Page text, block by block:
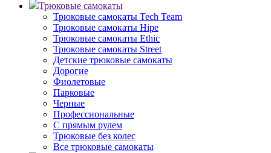
Трюковые самокаты
Трюковые самокаты Tech Team
Трюковые самокаты Hipe
Трюковые самокаты Ethic
Трюковые самокаты Street
Детские трюковые самокаты
Дорогие
Фиолетовые
Парковые
Черные
Профессиональные
С прямым рулем
Трюковые без колес
Все трюковые самокаты